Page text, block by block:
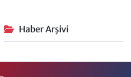
Haber Arşivi